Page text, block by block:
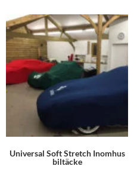
Universal Soft Stretch Inomhus
biltäcke